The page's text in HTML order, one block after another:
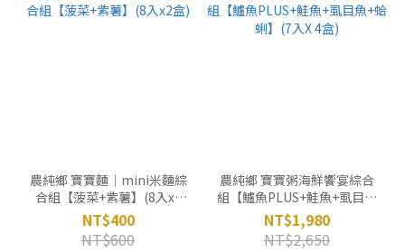
農純鄉 寶寶麵｜mini米麵綜
合組【菠菜+紫薯】(8入x2
盒)
NT$400
NT$600
農純鄉 寶寶粥海鮮饗宴綜合
組【鱸魚PLUS+鮭魚+虱目魚
+蛤蜊】(7入X 4盒)
NT$1,980
NT$2,650